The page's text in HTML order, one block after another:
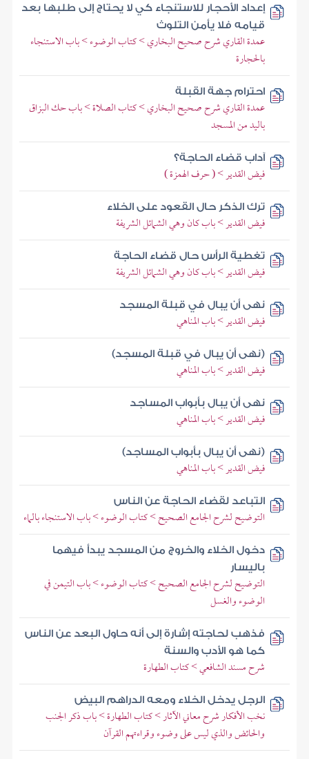
إعداد الأحجار للاستنجاء كي لا يحتاج إلى طلبها بعد
قيامه فلا يأمن التلوث
عمدة القاري شرح صحيح البخاري > كتاب الوضوء > باب الاستنجاء
بالحجارة
احترام جهة القبلة
عمدة القاري شرح صحيح البخاري > كتاب الصلاة > باب حك البزاق
باليد من المسجد
آداب قضاء الحاجة؟
فيض القدير > ( حرف الهمزة )
ترك الذكر حال القعود على الخلاء
فيض القدير > باب كان وهي الشمائل الشريفة
تغطية الرأس حال قضاء الحاجة
فيض القدير > باب كان وهي الشمائل الشريفة
نهى أن يبال في قبلة المسجد
فيض القدير > باب المناهي
(نهى أن يبال في قبلة المسجد)
فيض القدير > باب المناهي
نهى أن يبال بأبواب المساجد
فيض القدير > باب المناهي
(نهى أن يبال بأبواب المساجد)
فيض القدير > باب المناهي
التباعد لقضاء الحاجة عن الناس
التوضيح لشرح الجامع الصحيح > كتاب الوضوء > باب الاستنجاء بالماء
دخول الخلاء والخروج من المسجد يبدأ فيهما
باليسار
التوضيح لشرح الجامع الصحيح > كتاب الوضوء > باب التيمن في
الوضوء والغسل
فذهب لحاجته إشارة إلى أنه حاول البعد عن الناس
كما هو الأدب والسنة
شرح مسند الشافعي > كتاب الطهارة
الرجل يدخل الخلاء ومعه الدراهم البيض
نخب الأفكار شرح معاني الآثار > كتاب الطهارة > باب ذكر الجنب
والحائض والذي ليس على وضوء وقراءتهم القرآن